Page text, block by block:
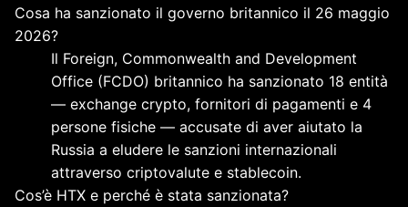
Cosa ha sanzionato il governo britannico il 26 maggio
2026?
Il Foreign, Commonwealth and Development
Office (FCDO) britannico ha sanzionato 18 entità
— exchange crypto, fornitori di pagamenti e 4
persone fisiche — accusate di aver aiutato la
Russia a eludere le sanzioni internazionali
attraverso criptovalute e stablecoin.
Cos’è HTX e perché è stata sanzionata?